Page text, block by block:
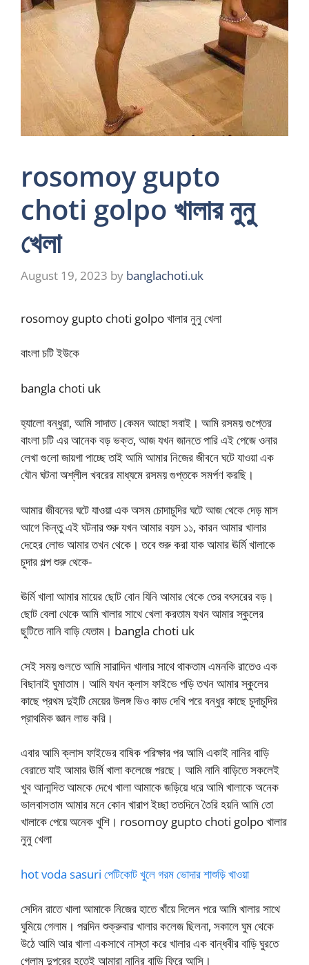
rosomoy gupto
choti golpo খালার নুনু
খেলা
August 19, 2023 by banglachoti.uk
rosomoy gupto choti golpo খালার নুনু খেলা
বাংলা চটি ইউকে
bangla choti uk
হ্যালো বন্ধুরা, আমি সাদাত।কেমন আছো সবাই। আমি রসময় গুপ্তের
বাংলা চটি এর আনেক বড় ভক্ত, আজ যখন জানতে পারি এই পেজে ওনার
লেখা গুলো জায়গা পাচ্ছে তাই আমি আমার নিজের জীবনে ঘটে যাওয়া এক
যৌন ঘটনা অশ্লীল খবরের মাধ্যমে রসময় গুপ্তকে সমর্পণ করছি।
আমার জীবনের ঘটে যাওয়া এক অসম চোদাচুদির ঘটে আজ থেকে দেড় মাস
আগে কিন্তু এই ঘটনার শুরু যখন আমার বয়স ১১, কারন আমার খালার
দেহের লোভ আমার তখন থেকে। তবে শুরু করা যাক আমার ঊর্মি খালাকে
চুদার গল্প শুরু থেকে-
ঊর্মি খালা আমার মায়ের ছোট বোন যিনি আমার থেকে তের বৎসরের বড়।
ছোট বেলা থেকে আমি খালার সাথে খেলা করতাম যখন আমার স্কুলের
ছুটিতে নানি বাড়ি যেতাম। bangla choti uk
সেই সময় গুলতে আমি সারাদিন খালার সাথে থাকতাম এমনকি রাতেও এক
বিছানাই ঘুমাতাম। আমি যখন ক্লাস ফাইভে পড়ি তখন আমার স্কুলের
কাছে প্রথম দুইটি মেয়ের উলঙ্গ ভিও কাড দেখি পরে বন্ধুর কাছে চুদাচুদির
প্রাথমিক জ্ঞান লাভ করি।
এবার আমি ক্লাস ফাইভের বাষিক পরিক্ষার পর আমি একাই নানির বাড়ি
বেরাতে যাই আমার ঊর্মি খালা কলেজে পরছে। আমি নানি বাড়িতে সকলেই
খুব আনান্দিত আমকে দেখে খালা আমাকে জড়িয়ে ধরে আমি খালাকে অনেক
ভালবাসতাম আমার মনে কোন খারাপ ইচ্ছা ততদিনে তৈরি হয়নি আমি তো
খালাকে পেয়ে অনেক খুশি। rosomoy gupto choti golpo খালার
নুনু খেলা
hot voda sasuri পেটিকোট খুলে গরম ভোদার শাশুড়ি খাওয়া
সেদিন রাতে খালা আমাকে নিজের হাতে খাঁয়ে দিলেন পরে আমি খালার সাথে
ঘুমিয়ে গেলাম। পরদিন শুক্রুবার খালার কলেজ ছিলনা, সকালে ঘুম থেকে
উঠে আমি আর খালা একসাথে নাস্তা করে খালার এক বান্ধবীর বাড়ি ঘুরতে
গেলাম দুপুরের হতেই আমারা নানির বাড়ি ফিরে আসি।